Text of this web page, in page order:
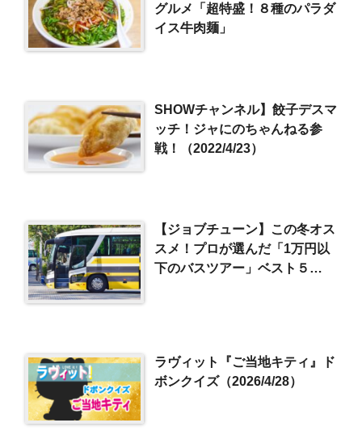
グルメ「超特盛！８種のパラダ
イス牛肉麺」
SHOWチャンネル】餃子デスマ
ッチ！ジャにのちゃんねる参
戦！（2022/4/23）
【ジョブチューン】この冬オス
スメ！プロが選んだ「1万円以
下のバスツアー」ベスト５
ラヴィット『ご当地キティ』ド
ボンクイズ（2026/4/28）